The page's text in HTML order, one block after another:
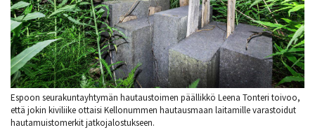
Espoon seurakuntayhtymän hautaustoimen päällikkö Leena Tonteri toivoo,
että jokin kiviliike ottaisi Kellonummen hautausmaan laitamille varastoidut
hautamuistomerkit jatkojalostukseen.